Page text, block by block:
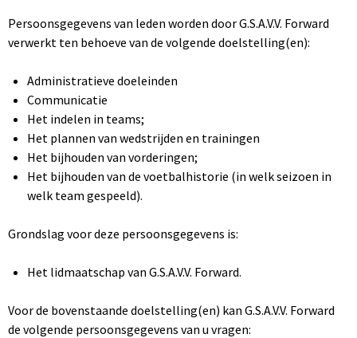
Persoonsgegevens van leden worden door G.S.A.V.V. Forward
verwerkt ten behoeve van de volgende doelstelling(en):
Administratieve doeleinden
Communicatie
Het indelen in teams;
Het plannen van wedstrijden en trainingen
Het bijhouden van vorderingen;
Het bijhouden van de voetbalhistorie (in welk seizoen in
welk team gespeeld).
Grondslag voor deze persoonsgegevens is:
Het lidmaatschap van G.S.A.V.V. Forward.
Voor de bovenstaande doelstelling(en) kan G.S.A.V.V. Forward
de volgende persoonsgegevens van u vragen: